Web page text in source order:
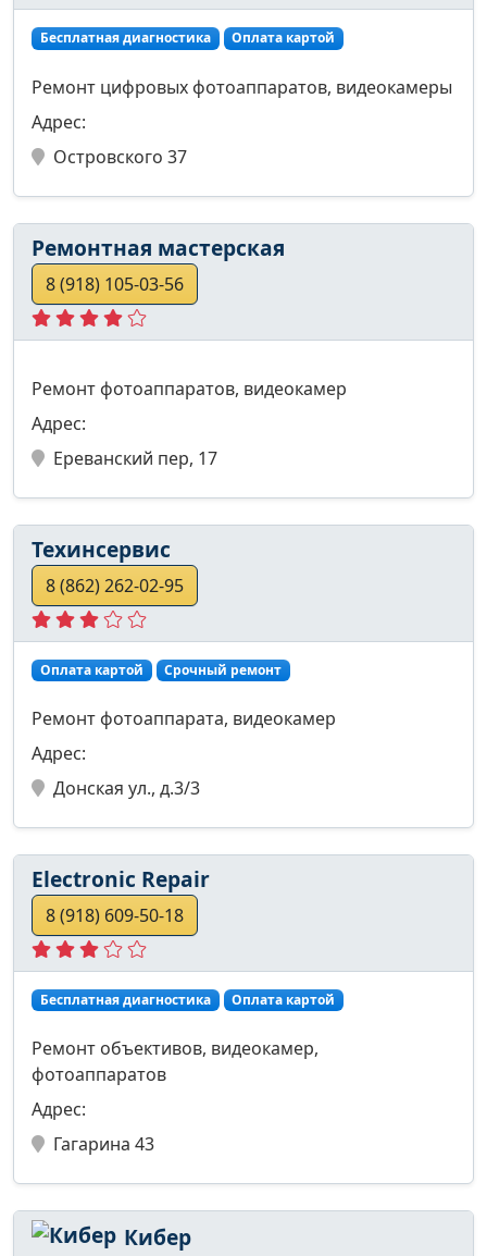
Бесплатная диагностика Оплата картой
Ремонт цифровых фотоаппаратов, видеокамеры
Адрес:
Островского 37
Ремонтная мастерская
8 (918) 105-03-56
Ремонт фотоаппаратов, видеокамер
Адрес:
Ереванский пер, 17
Техинсервис
8 (862) 262-02-95
Оплата картой Срочный ремонт
Ремонт фотоаппарата, видеокамер
Адрес:
Донская ул., д.3/3
Electronic Repair
8 (918) 609-50-18
Бесплатная диагностика Оплата картой
Ремонт объективов, видеокамер,
фотоаппаратов
Адрес:
Гагарина 43
Кибер